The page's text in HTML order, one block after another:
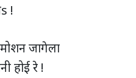
!
जागेला
होई रे !